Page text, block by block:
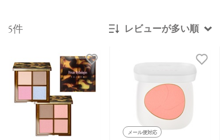
5件 レビューが多い順
価格が安い
価格が高い
レビューが多い順
メール便対応